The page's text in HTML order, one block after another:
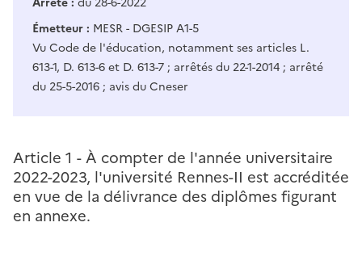
Émetteur : MESR - DGESIP A1-5
Vu Code de l'éducation, notamment ses articles L.
613-1, D. 613-6 et D. 613-7 ; arrêtés du 22-1-2014 ; arrêté
du 25-5-2016 ; avis du Cneser
Article 1 -À compter de l'année universitaire
2022-2023, l'université Rennes-II est accréditée
en vue de la délivrance des diplômes figurant
en annexe.